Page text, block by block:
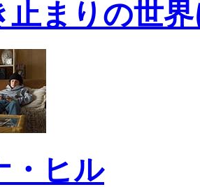
止まりの世
・ヒル